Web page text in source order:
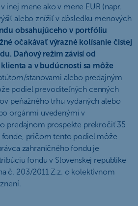
inej mene ako v mene EUR (napr.
alebo znížiť v dôsledku menových
obsahujúceho v portfóliu
očakávať výrazné kolísanie čistej
Daňový režim závisí od
a v budúcnosti sa môže
stanovami alebo predajným
podiel prevoditeľných cenných
peňažného trhu vydaných alebo
orgánmi uvedenými v
predajnom prospekte prekročiť 35
fonde, pričom tento podiel môže
zahraničného fondu je
fondu v Slovenskej republike
č. 203/2011 Z.z. o kolektívnom